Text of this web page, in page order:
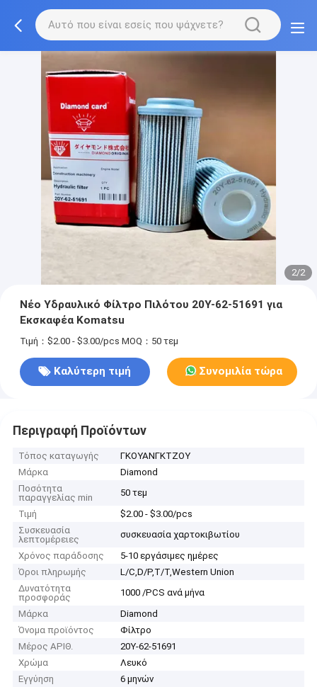
2/2
Νέο Υδραυλικό Φίλτρο Πιλότου 20Y-62-51691 για
Εκσκαφέα Komatsu
Τιμή：$2.00 - $3.00/pcs MOQ：50 τεμ
Καλύτερη τιμή Συνομιλία τώρα
Περιγραφή Προϊόντων
Τόπος καταγωγής
ΓΚΟΥΑΝΓΚΤΖΟΥ
Μάρκα
Diamond
Ποσότητα
παραγγελίας min
50 τεμ
Τιμή
$2.00 - $3.00/pcs
Συσκευασία
λεπτομέρειες
συσκευασία χαρτοκιβωτίου
Χρόνος παράδοσης
5-10 εργάσιμες ημέρες
Όροι πληρωμής
L/C,D/P,T/T,Western Union
Δυνατότητα
προσφοράς
1000 /PCS ανά μήνα
Μάρκα
Diamond
Όνομα προϊόντος
Φίλτρο
Μέρος ΑΡΙΘ.
20Y-62-51691
Χρώμα
Λευκό
Εγγύηση
6 μηνών